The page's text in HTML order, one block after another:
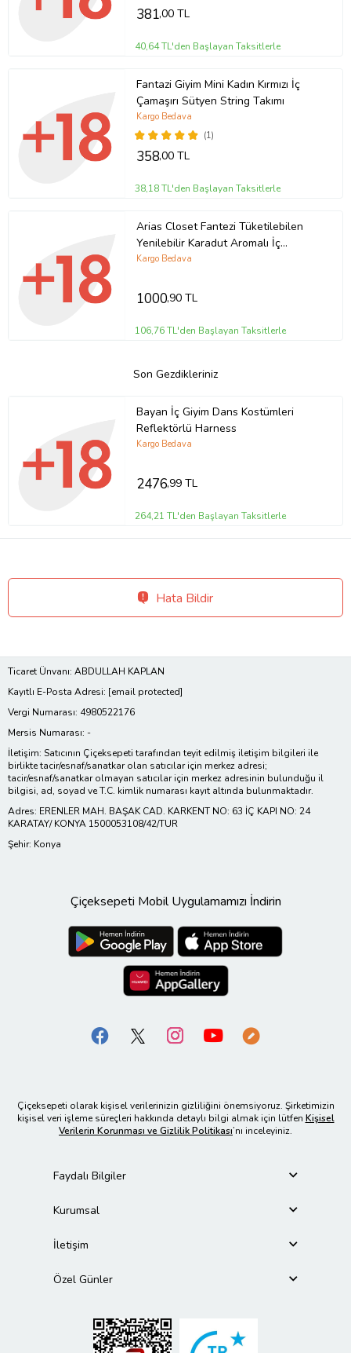
381,00 TL
40,64 TL'den Başlayan Taksitlerle
Fantazi Giyim Mini Kadın Kırmızı İç
Çamaşırı Sütyen String Takımı
(1)
Kargo Bedava
358,00 TL
38,18 TL'den Başlayan Taksitlerle
Arias Closet Fantezi Tüketilebilen
Yenilebilir Karadut Aromalı İç
Çamaşırı Takımı
Kargo Bedava
1000,90 TL
106,76 TL'den Başlayan Taksitlerle
Son Gezdikleriniz
Bayan İç Giyim Dans Kostümleri
Reflektörlü Harness
Kargo Bedava
2476,99 TL
264,21 TL'den Başlayan Taksitlerle
Hata Bildir
Ticaret Ünvanı: ABDULLAH KAPLAN
Kayıtlı E-Posta Adresi: [email protected]
Vergi Numarası: 4980522176
Mersis Numarası: -
İletişim: Satıcının Çiçeksepeti tarafından teyit edilmiş iletişim bilgileri ile
birlikte tacir/esnaf/sanatkar olan satıcılar için merkez adresi;
tacir/esnaf/sanatkar olmayan satıcılar için merkez adresinin bulunduğu il
bilgisi, ad, soyad ve T.C. kimlik numarası kayıt altında bulunmaktadır.
Adres: ERENLER MAH. BAŞAK CAD. KARKENT NO: 63 İÇ KAPI NO: 24
KARATAY/ KONYA 1500053108/42/TUR
Şehir: Konya
Çiçeksepeti Mobil Uygulamamızı İndirin
Çiçeksepeti olarak kişisel verilerinizin gizliliğini önemsiyoruz. Şirketimizin
kişisel veri işleme süreçleri hakkında detaylı bilgi almak için lütfen Kişisel
Verilerin Korunması ve Gizlilik Politikası’nı inceleyiniz.
Faydalı Bilgiler
Kurumsal
İletişim
Özel Günler